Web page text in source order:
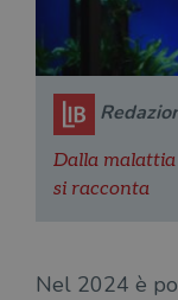
Dalla
si racconta
Nel 2024 è